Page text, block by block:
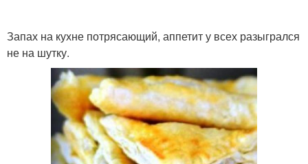
Запах на кухне потрясающий, аппетит у всех разыгрался
не на шутку.